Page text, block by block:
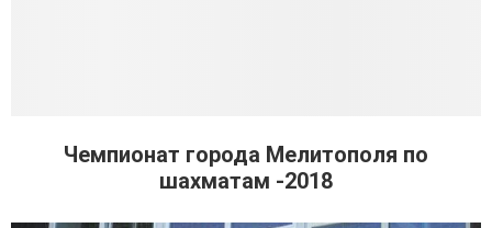
Чемпионат города Мелитополя по
шахматам -2018